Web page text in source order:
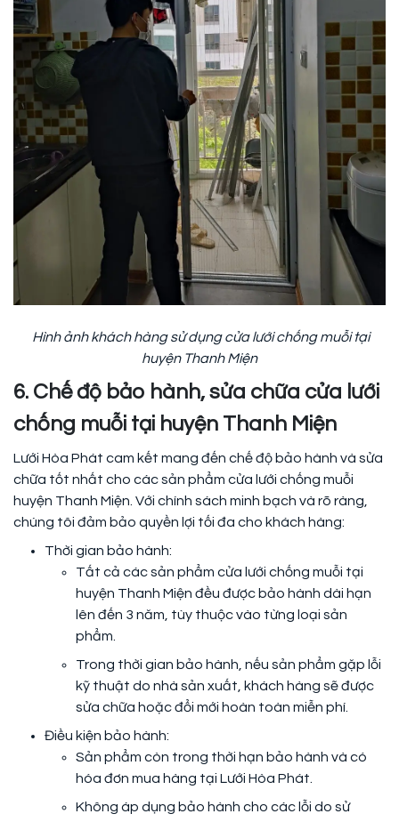
Hình ảnh khách hàng sử dụng cửa lưới chống muỗi tại
huyện Thanh Miện
6. Chế độ bảo hành, sửa chữa cửa lưới
chống muỗi tại huyện Thanh Miện
Lưới Hòa Phát cam kết mang đến chế độ bảo hành và sửa
chữa tốt nhất cho các sản phẩm cửa lưới chống muỗi
huyện Thanh Miện. Với chính sách minh bạch và rõ ràng,
chúng tôi đảm bảo quyền lợi tối đa cho khách hàng:
Thời gian bảo hành:
Tất cả các sản phẩm cửa lưới chống muỗi tại
huyện Thanh Miện đều được bảo hành dài hạn
lên đến 3 năm, tùy thuộc vào từng loại sản
phẩm.
Trong thời gian bảo hành, nếu sản phẩm gặp lỗi
kỹ thuật do nhà sản xuất, khách hàng sẽ được
sửa chữa hoặc đổi mới hoàn toàn miễn phí.
Điều kiện bảo hành:
Sản phẩm còn trong thời hạn bảo hành và có
hóa đơn mua hàng tại Lưới Hòa Phát.
Không áp dụng bảo hành cho các lỗi do sử